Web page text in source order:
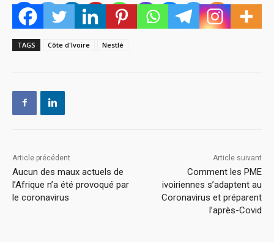
TAGS Côte d'Ivoire Nestlé
Article précédent
Aucun des maux actuels de
l’Afrique n’a été provoqué par
le coronavirus
Article suivant
Comment les PME
ivoiriennes s’adaptent au
Coronavirus et préparent
l’après-Covid